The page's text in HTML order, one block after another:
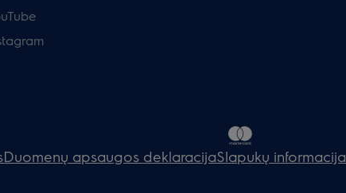
Duomenų apsaugos deklaracijaSlapukų informacija